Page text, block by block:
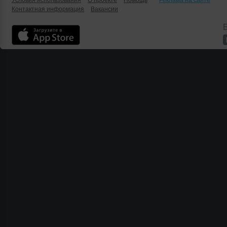
Контактная информация
Вакансии